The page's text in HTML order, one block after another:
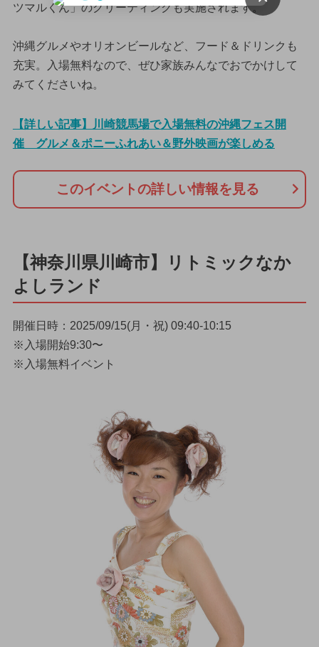
ツマルくん」のグリーティングも実施されます。
沖縄グルメやオリオンビールなど、フード＆ドリンクも
充実。入場無料なので、ぜひ家族みんなでおでかけして
みてくださいね。
【詳しい記事】川崎競馬場で入場無料の沖縄フェス開
催 グルメ＆ポニーふれあい＆野外映画が楽しめる
このイベントの詳しい情報を見る
【神奈川県川崎市】リトミックなか
よしランド
開催日時：2025/09/15(月・祝) 09:40-10:15
※入場開始9:30〜
※入場無料イベント